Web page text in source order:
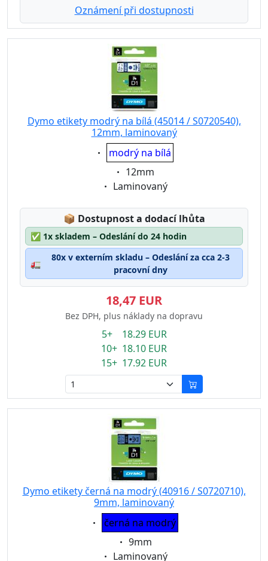
Oznámení při dostupnosti
Dymo etikety modrý na bílá (45014 / S0720540),
12mm, laminovaný
Eigenschaft:
modrý na bílá
Eigenschaft:
12mm
Eigenschaft:
Laminovaný
📦 Lagerstatus:
Dostupnost a dodací lhůta
✅ 1x skladem – Odeslání do 24 hodin
🚛
80x v externím skladu – Odeslání za cca 2-3
pracovní dny
18,47 EUR
Bez DPH, plus náklady na dopravu
5+ 18.29 EUR
10+ 18.10 EUR
15+ 17.92 EUR
Dymo etikety černá na modrý (40916 / S0720710),
9mm, laminovaný
Eigenschaft:
černá na modrý
Eigenschaft:
9mm
Eigenschaft:
Laminovaný